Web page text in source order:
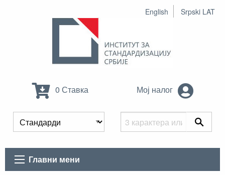
English Srpski LAT
0 Ставка Мој налог
Главни мени